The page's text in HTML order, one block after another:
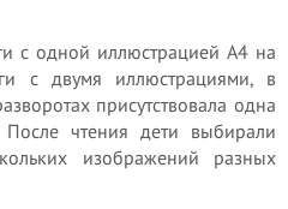
с одной иллюстрацией А4 на
с двумя иллюстрациями, в
присутствовала одна
чтения дети выбирали
изображений разных